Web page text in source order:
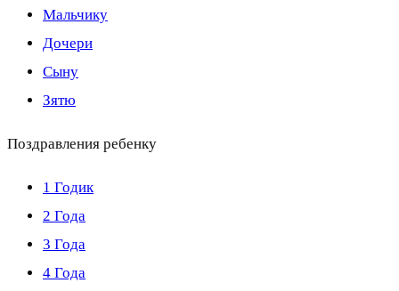
Мальчику
Дочери
Сыну
Зятю
Поздравления ребенку
1 Годик
2 Года
3 Года
4 Года